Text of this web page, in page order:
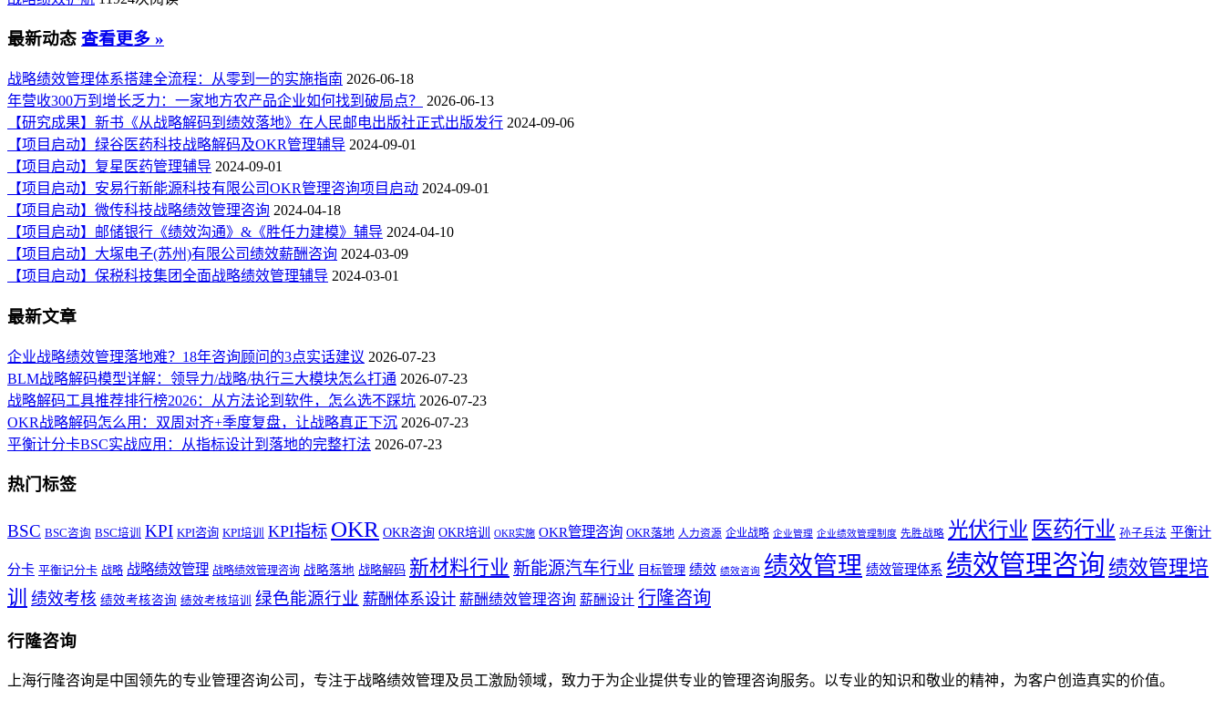
最新动态 查看更多 »
战略绩效管理体系搭建全流程：从零到一的实施指南 2026-06-18
年营收300万到增长乏力：一家地方农产品企业如何找到破局点？
2026-06-13
【研究成果】新书《从战略解码到绩效落地》在人民邮电出版社正式出版发行 2024-09-06
【项目启动】绿谷医药科技战略解码及OKR管理辅导 2024-09-01
【项目启动】复星医药管理辅导 2024-09-01
【项目启动】安易行新能源科技有限公司OKR管理咨询项目启动 2024-09-01
【项目启动】微传科技战略绩效管理咨询 2024-04-18
【项目启动】邮储银行《绩效沟通》&《胜任力建模》辅导 2024-04-10
【项目启动】大塚电子(苏州)有限公司绩效薪酬咨询 2024-03-09
【项目启动】保税科技集团全面战略绩效管理辅导 2024-03-01
最新文章
企业战略绩效管理落地难？18年咨询顾问的3点实话建议 2026-07-23
BLM战略解码模型详解：领导力/战略/执行三大模块怎么打通 2026-07-23
战略解码工具推荐排行榜2026：从方法论到软件，怎么选不踩坑 2026-07-23
OKR战略解码怎么用：双周对齐+季度复盘，让战略真正下沉 2026-07-23
平衡计分卡BSC实战应用：从指标设计到落地的完整打法 2026-07-23
热门标签
BSC BSC咨询 BSC培训 KPI KPI咨询 KPI培训 KPI指标 OKR OKR咨询 OKR培训 OKR实施 OKR管理咨询 OKR落地 人力资源 企业战略 企业管理 企业绩效管理制度 先胜战略 光伏行业 医药行业 孙子兵法 平衡计
分卡 平衡记分卡 战略 战略绩效管理 战略绩效管理咨询 战略落地 战略解码 新材料行业 新能源汽车行业 目标管理 绩效 绩效咨询 绩效管理 绩效管理体系 绩效管理咨询 绩效管理培
训 绩效考核 绩效考核咨询 绩效考核培训 绿色能源行业 薪酬体系设计 薪酬绩效管理咨询 薪酬设计 行隆咨询
行隆咨询
上海行隆咨询是中国领先的专业管理咨询公司，专注于战略绩效管理及员工激励领域，致力于为企业提供专业的管理咨询服务。以专业的知识和敬业的精神，为客户创造真实的价值。